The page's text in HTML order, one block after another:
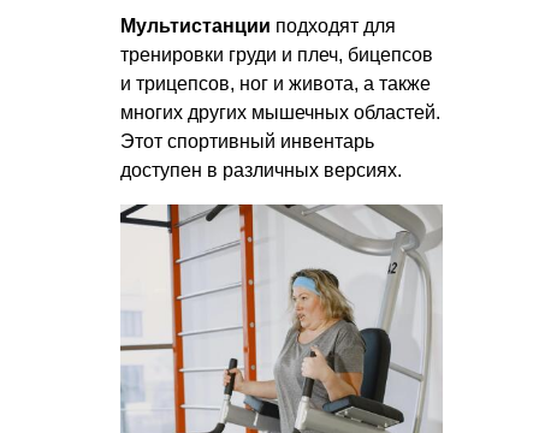
Мультистанции подходят для
тренировки груди и плеч, бицепсов
и трицепсов, ног и живота, а также
многих других мышечных областей.
Этот спортивный инвентарь
доступен в различных версиях.